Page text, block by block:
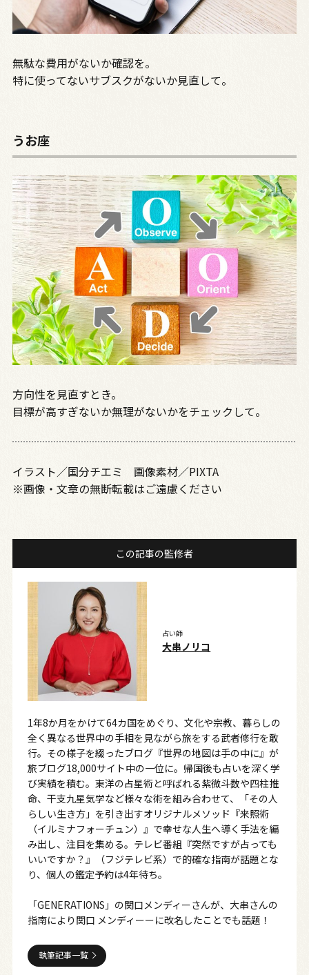
無駄な費用がないか確認を。
特に使ってないサブスクがないか見直して。
うお座
方向性を見直すとき。
目標が高すぎないか無理がないかをチェックして。
イラスト／国分チエミ 画像素材／PIXTA
※画像・文章の無断転載はご遠慮ください
この記事の監修者
占い師
大串ノリコ
1年8か月をかけて64カ国をめぐり、文化や宗教、暮らしの
全く異なる世界中の手相を見ながら旅をする武者修行を敢
行。その様子を綴ったブログ『世界の地図は手の中に』が
旅ブログ18,000サイト中の一位に。帰国後も占いを深く学
び実績を積む。東洋の占星術と呼ばれる紫微斗数や四柱推
命、干支九星気学など様々な術を組み合わせて、「その人
らしい生き方」を引き出すオリジナルメソッド『来照術
（イルミナフォーチュン）』で幸せな人生へ導く手法を編
み出し、注目を集める。テレビ番組『突然ですが占っても
いいですか？』（フジテレビ系）で的確な指南が話題とな
り、個人の鑑定予約は4年待ち。
「GENERATIONS」の関口メンディーさんが、大串さんの
指南により関口 メンディーーに改名したことでも話題！
執筆記事一覧